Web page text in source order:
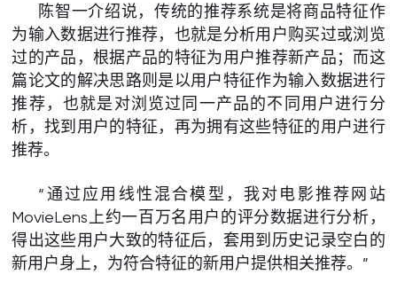
陈智一介绍说，传统的推荐系统是将商品特征作
为输入数据进行推荐，也就是分析用户购买过或浏览
过的产品，根据产品的特征为用户推荐新产品；而这
篇论文的解决思路则是以用户特征作为输入数据进行
推荐，也就是对浏览过同一产品的不同用户进行分
析，找到用户的特征，再为拥有这些特征的用户进行
推荐。
“通过应用线性混合模型，我对电影推荐网站
MovieLens上约一百万名用户的评分数据进行分析，
得出这些用户大致的特征后，套用到历史记录空白的
新用户身上，为符合特征的新用户提供相关推荐。”